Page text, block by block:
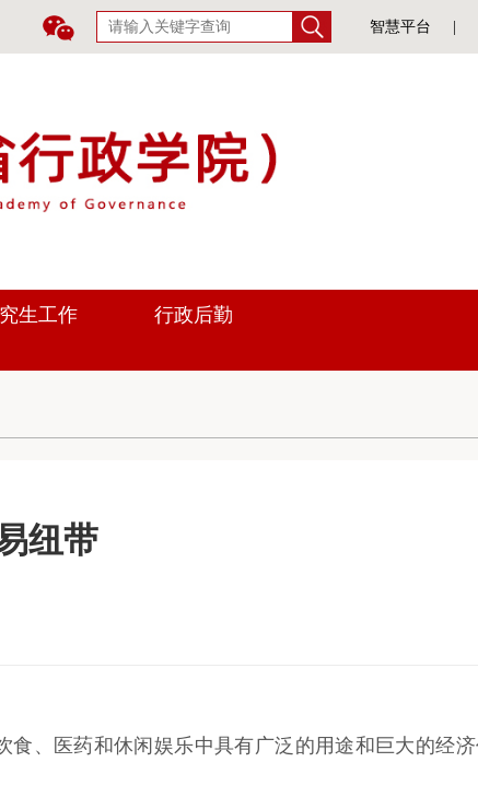
智慧平台
生工作
行政后勤
纽带
、医药和休闲娱乐中具有广泛的用途和巨大的经